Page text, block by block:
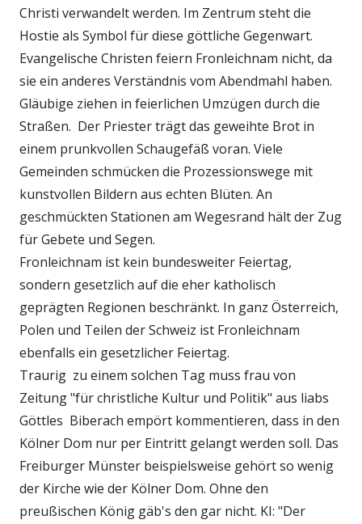
Christi verwandelt werden. Im Zentrum steht die
Hostie als Symbol für diese göttliche Gegenwart.
Evangelische Christen feiern Fronleichnam nicht, da
sie ein anderes Verständnis vom Abendmahl haben.
Gläubige ziehen in feierlichen Umzügen durch die
Straßen. Der Priester trägt das geweihte Brot in
einem prunkvollen Schaugefäß voran. Viele
Gemeinden schmücken die Prozessionswege mit
kunstvollen Bildern aus echten Blüten. An
geschmückten Stationen am Wegesrand hält der Zug
für Gebete und Segen.
Fronleichnam ist kein bundesweiter Feiertag,
sondern gesetzlich auf die eher katholisch
geprägten Regionen beschränkt. In ganz Österreich,
Polen und Teilen der Schweiz ist Fronleichnam
ebenfalls ein gesetzlicher Feiertag.
Traurig zu einem solchen Tag muss frau von
Zeitung "für christliche Kultur und Politik" aus liabs
Göttles Biberach empört kommentieren, dass in den
Kölner Dom nur per Eintritt gelangt werden soll. Das
Freiburger Münster beispielsweise gehört so wenig
der Kirche wie der Kölner Dom. Ohne den
preußischen König gäb's den gar nicht. KI: "Der